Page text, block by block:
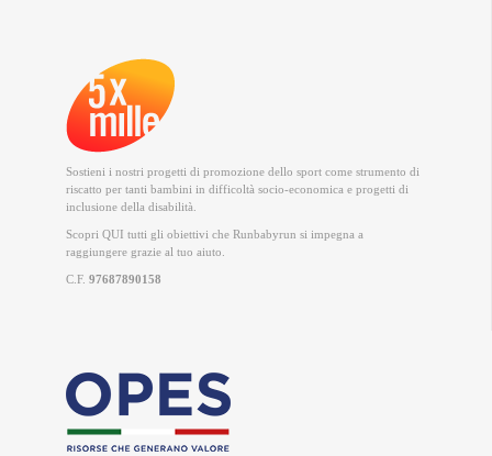
Sostieni i nostri progetti di promozione dello sport come strumento di
riscatto per tanti bambini in difficoltà socio-economica e progetti di
inclusione della disabilità.
Scopri QUI tutti gli obiettivi che Runbabyrun si impegna a
raggiungere grazie al tuo aiuto.
C.F. 97687890158